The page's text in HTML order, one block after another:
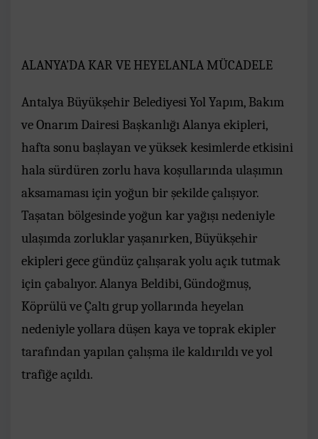
ALANYA’DA KAR VE HEYELANLA MÜCADELE
Antalya Büyükşehir Belediyesi Yol Yapım, Bakım
ve Onarım Dairesi Başkanlığı Alanya ekipleri,
hafta sonu başlayan ve yüksek kesimlerde etkisini
hala sürdüren zorlu hava koşullarında ulaşımın
aksamaması için yoğun bir şekilde çalışıyor.
Taşatan bölgesinde yoğun kar yağışı nedeniyle
ulaşımda zorluklar yaşanırken, Büyükşehir
ekipleri gece gündüz çalışarak yolu açık tutmak
için çabalıyor. Alanya Beldibi, Gündoğmuş,
Köprülü ve Çaltı grup yollarında heyelan
nedeniyle yollara düşen kaya ve toprak ekipler
tarafından yapılan çalışma ile kaldırıldı ve yol
trafiğe açıldı.